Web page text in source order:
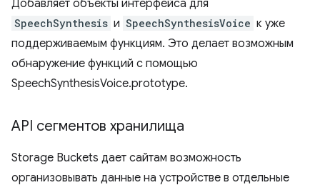
Добавляет объекты интерфейса для
SpeechSynthesis и SpeechSynthesisVoice к уже
поддерживаемым функциям. Это делает возможным
обнаружение функций с помощью
SpeechSynthesisVoice.prototype.
API сегментов хранилища
Storage Buckets дает сайтам возможность
организовывать данные на устройстве в отдельные